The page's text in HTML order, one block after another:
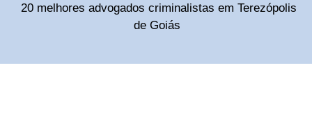
20 melhores advogados criminalistas em Terezópolis
de Goiás